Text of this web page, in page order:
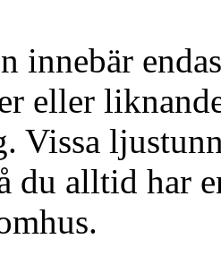
innebär
eller
Vissa
du alltid har